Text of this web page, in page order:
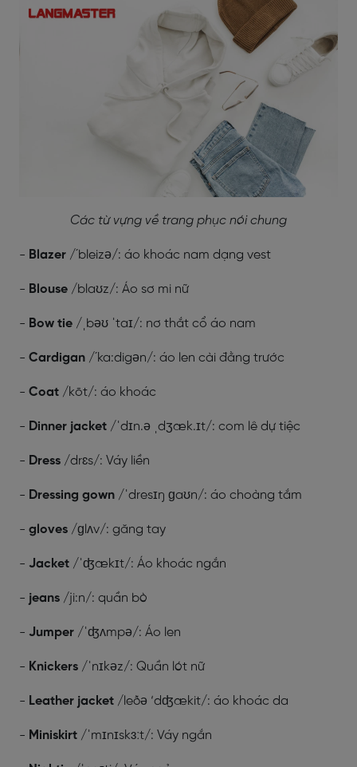
Các từ vựng về trang phục nói chung
- Blazer /´bleizə/: áo khoác nam dạng vest
- Blouse /blaʊz/: Áo sơ mi nữ
- Bow tie /ˌbəʊ ˈtaɪ/: nơ thắt cổ áo nam
- Cardigan /´ka:digən/: áo len cài đằng trước
- Coat /kōt/: áo khoác
- Dinner jacket /ˈdɪn.ə ˌdʒæk.ɪt/: com lê dự tiệc
- Dress /drɛs/: Váy liền
- Dressing gown /ˈdresɪŋ ɡaʊn/: áo choàng tắm
- gloves /ɡlʌv/: găng tay
- Jacket /ˈʤækɪt/: Áo khoác ngắn
- jeans /ji:n/: quần bò
- Jumper /ˈʤʌmpə/: Áo len
- Knickers /ˈnɪkəz/: Quần lót nữ
- Leather jacket /leðə ‘dʤækit/: áo khoác da
- Miniskirt /ˈmɪnɪskɜːt/: Váy ngắn